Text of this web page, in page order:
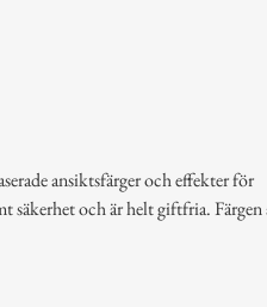
ansiktsfärger och effekter för
säkerhet och är helt giftfria. Färgen